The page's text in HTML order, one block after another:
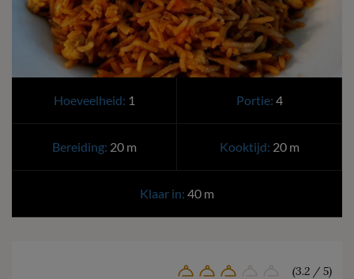
Hoeveelheid: 1 Portie: 4
Bereiding: 20 m Kooktijd: 20 m
Klaar in: 40 m
(3.2 / 5)